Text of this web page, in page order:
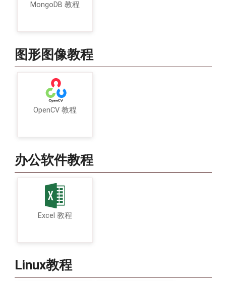
MongoDB 教程
图形图像教程
OpenCV 教程
办公软件教程
Excel 教程
Linux教程